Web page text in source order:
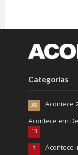
Categorias
Acontece
38
Acontece em
13
Acontece
3